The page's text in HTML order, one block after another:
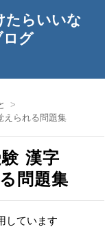
たらいいな
ログ
えられる問題集
漢字
問題集
しています